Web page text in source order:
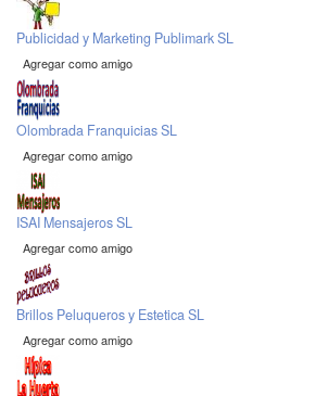
Publicidad y Marketing Publimark SL
Agregar como amigo
Olombrada Franquicias SL
Agregar como amigo
ISAI Mensajeros SL
Agregar como amigo
Brillos Peluqueros y Estetica SL
Agregar como amigo